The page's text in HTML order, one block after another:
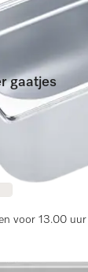
gaatjes
behalve DG
voor 13.00